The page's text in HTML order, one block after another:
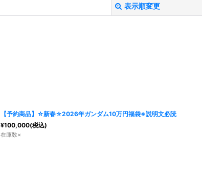
表示順変更
【予約商品】☆新春☆2026年ガンダム10万円福袋※説明文必読
¥100,000(税込)
在庫数×